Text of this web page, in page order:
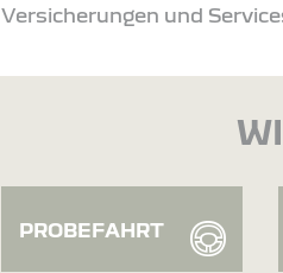
Versicherungen und
PROBEFAHRT